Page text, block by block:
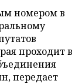
номером в
проходит в
передает